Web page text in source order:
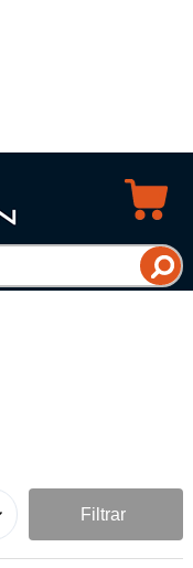
Filtrar